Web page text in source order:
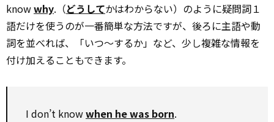
knowwhy.（どうしてかはわからない）のように疑問詞１
語だけを使うのが一番簡単な方法ですが、後ろに主語や動
詞を並べれば、「いつ～するか」など、少し複雑な情報を
付け加えることもできます。
I don’t knowwhen he was born.